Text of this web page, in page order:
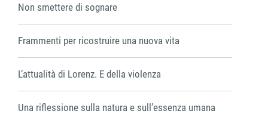
Non smettere di sognare
Frammenti per ricostruire una nuova vita
L’attualità di Lorenz. E della violenza
Una riflessione sulla natura e sull’essenza umana